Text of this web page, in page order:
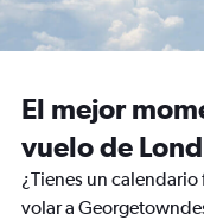
El mejor
vuelo de
¿Tienes un
volar a